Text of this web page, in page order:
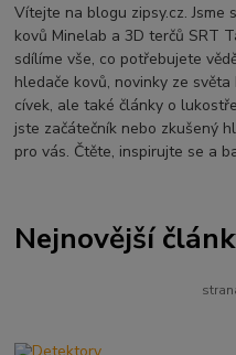
Jídlo na cesty
Mníšek u Liberece
Soutěž o detektor
Severní Čechy
technologie Multi IQ
Vítejte na blogu zipsy.cz.
kovů Minelab a 3D terčů SRT
sdílíme vše, co potřebujete
hledače kovů, novinky ze
cívek, ale také články o
jste začátečník nebo zkušený
pro vás. Čtěte, inspirujte se a
Nejnovější